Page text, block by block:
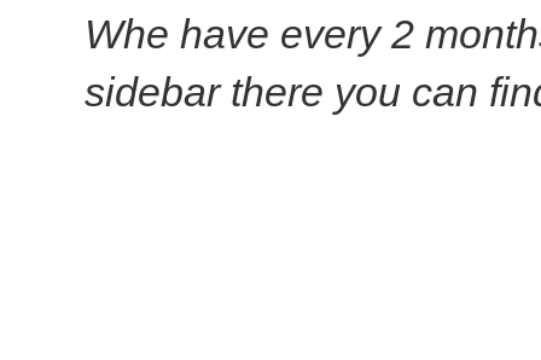
Whe have every 2
sidebar there you can